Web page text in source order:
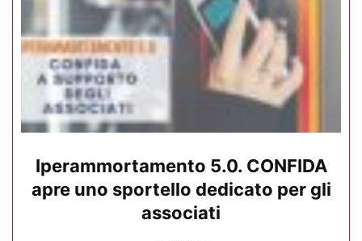
Iperammortamento 5.0. CONFIDA
apre uno sportello dedicato per gli
associati